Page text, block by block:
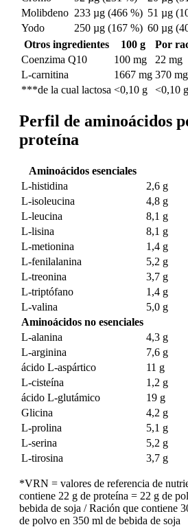
Molibdeno 233 µg (466 %) 51 µg
Yodo
250 µg (167 %) 60 µg
Otros ingredientes
100 g Por
Coenzima Q10
100 mg 22 mg
L-carnitina
1667 mg 370 mg
***de la cual lactosa <0,10 g <0,10 g
Perfil de aminoácidos
proteína
Aminoácidos esenciales
L-histidina
2,6 g
L-isoleucina
4,8 g
L-leucina
8,1 g
L-lisina
8,1 g
L-metionina
1,4 g
L-fenilalanina
5,2 g
L-treonina
3,7 g
L-triptófano
1,4 g
L-valina
5,0 g
Aminoácidos no esenciales
L-alanina
4,3 g
L-arginina
7,6 g
ácido L-aspártico
11 g
L-cisteína
1,2 g
ácido L-glutámico
19 g
Glicina
4,2 g
L-prolina
5,1 g
L-serina
5,2 g
L-tirosina
3,7 g
*VRN = valores de referencia de
contiene 22 g de proteína = 22 g de
bebida de soja / Ración que contiene
de polvo en 350 ml de bebida de soja